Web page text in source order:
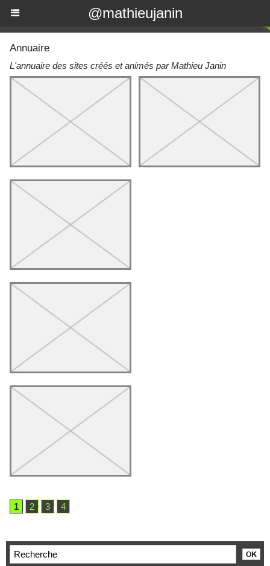
@mathieujanin
Annuaire
L'annuaire des sites créés et animés par Mathieu Janin
1 2 3 4